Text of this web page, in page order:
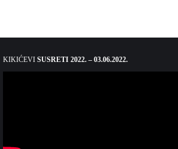
KIKIĆEVI SUSRETI 2022. – 03.06.2022.